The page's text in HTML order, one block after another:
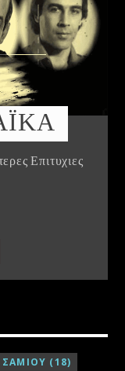
Επιτυχιες
(18)